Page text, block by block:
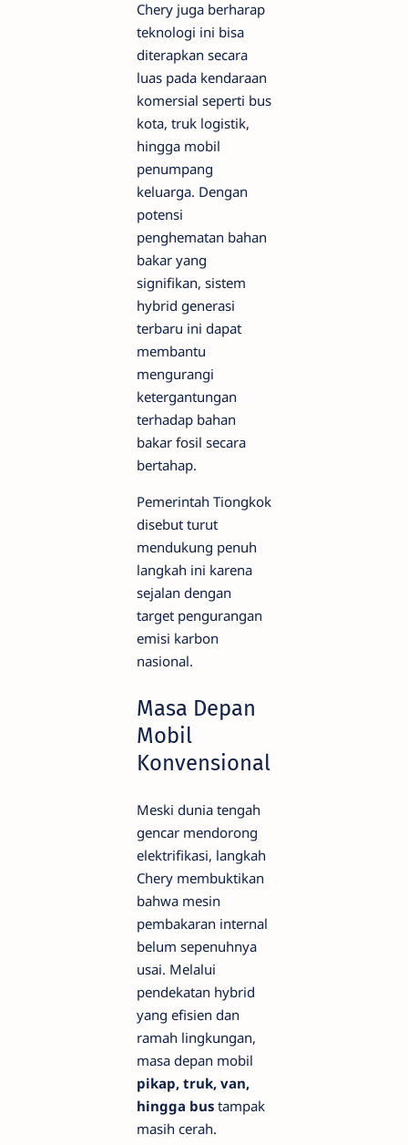
Chery juga berharap
teknologi ini bisa
diterapkan secara
luas pada kendaraan
komersial seperti bus
kota, truk logistik,
hingga mobil
penumpang
keluarga. Dengan
potensi
penghematan bahan
bakar yang
signifikan, sistem
hybrid generasi
terbaru ini dapat
membantu
mengurangi
ketergantungan
terhadap bahan
bakar fosil secara
bertahap.
Pemerintah Tiongkok
disebut turut
mendukung penuh
langkah ini karena
sejalan dengan
target pengurangan
emisi karbon
nasional.
Masa Depan
Mobil
Konvensional
Meski dunia tengah
gencar mendorong
elektrifikasi, langkah
Chery membuktikan
bahwa mesin
pembakaran internal
belum sepenuhnya
usai. Melalui
pendekatan hybrid
yang efisien dan
ramah lingkungan,
masa depan mobil
pikap, truk, van,
hingga bus tampak
masih cerah.